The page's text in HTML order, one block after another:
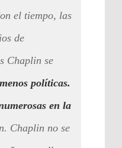
el tiempo, las
de
Chaplin se
políticas.
en la
Chaplin no se